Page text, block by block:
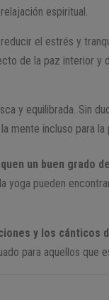
espiritual.
el estrés y
de la paz interior y
y equilibrada. Sin
mente incluso para
un buen grado
yoga pueden
y los cánticos
para aquellos que